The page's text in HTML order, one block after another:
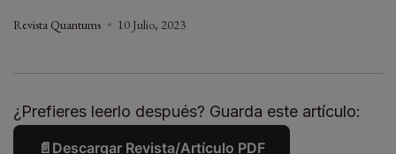
Revista Quantums 10 Julio, 2023
¿Prefieres leerlo después? Guarda este artículo:
📄 Descargar Revista/Artículo PDF